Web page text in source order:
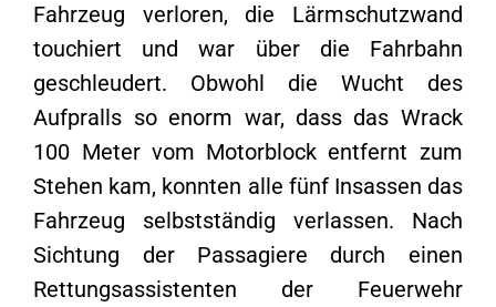
Fahrzeug verloren, die Lärmschutzwand
touchiert und war über die Fahrbahn
geschleudert. Obwohl die Wucht des
Aufpralls so enorm war, dass das Wrack
100 Meter vom Motorblock entfernt zum
Stehen kam, konnten alle fünf Insassen das
Fahrzeug selbstständig verlassen. Nach
Sichtung der Passagiere durch einen
Rettungsassistenten der Feuerwehr